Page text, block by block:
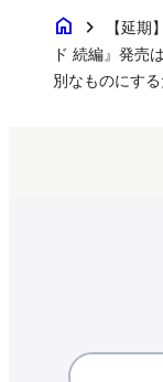
home chevron_right
【延
ド 続編』発売
別なものにする